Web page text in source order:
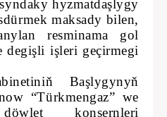
hyzmatdaşlygy
maksady bilen,
resminama gol
degişli işleri geçirmegi
Başlygynyň
“Türkmengaz” we
konsernleri